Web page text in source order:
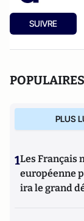
SUIVRE
POPULAIRES
PLUS
1Les Français
européenne
ira le grand